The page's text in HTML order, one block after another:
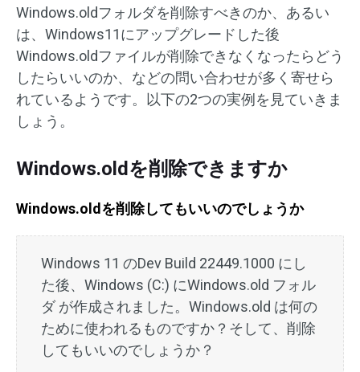
Windows.oldフォルダを削除すべきのか、あるい
は、Windows11にアップグレードした後
Windows.oldファイルが削除できなくなったらどう
したらいいのか、などの問い合わせが多く寄せら
れているようです。以下の2つの実例を見ていきま
しょう。
Windows.oldを削除できますか
Windows.oldを削除してもいいのでしょうか
Windows 11 のDev Build 22449.1000 にし
た後、Windows (C:) にWindows.old フォル
ダ が作成されました。Windows.old は何の
ために使われるものですか？そして、削除
してもいいのでしょうか？